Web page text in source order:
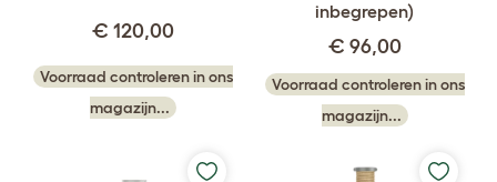
€ 120,00
Voorraad controleren in ons
magazijn...
inbegrepen)
€ 96,00
Voorraad controleren in ons
magazijn...